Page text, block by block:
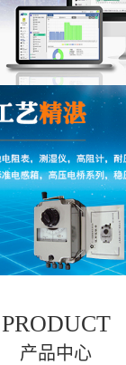
PRODUCT
产品中心